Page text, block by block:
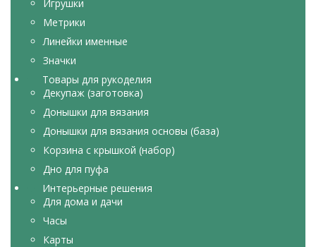
Игрушки
Метрики
Линейки именные
Значки
Товары для рукоделия
Декупаж (заготовка)
Донышки для вязания
Донышки для вязания основы (база)
Корзина с крышкой (набор)
Дно для пуфа
Интерьерные решения
Для дома и дачи
Часы
Карты